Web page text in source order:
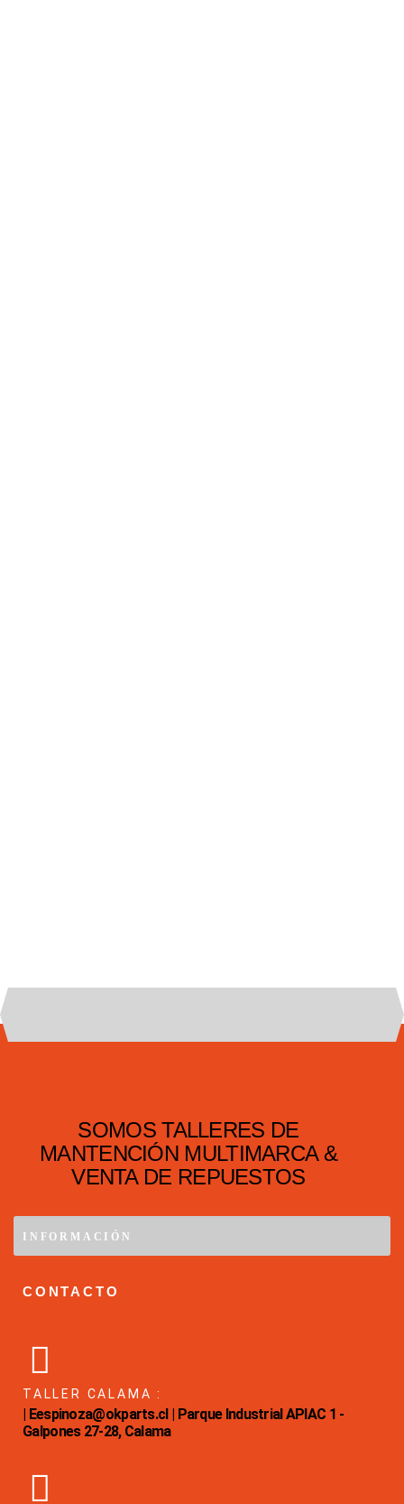
SOMOS TALLERES DE
MANTENCIÓN MULTIMARCA &
VENTA DE REPUESTOS
INFORMACIÓN
CONTACTO
TALLER CALAMA :
| Eespinoza@okparts.cl | Parque Industrial APIAC 1 -
Galpones 27-28, Calama